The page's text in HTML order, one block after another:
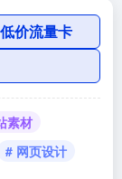
低价流量卡
素材
# 网页设计